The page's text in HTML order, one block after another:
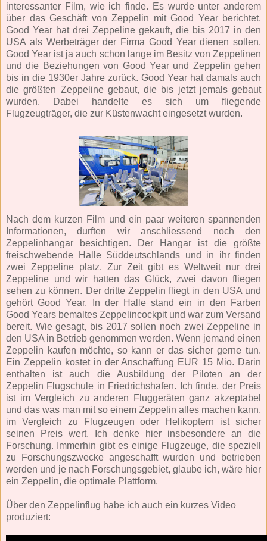
interessanter Film, wie ich finde. Es wurde unter anderem
über das Geschäft von Zeppelin mit Good Year berichtet.
Good Year hat drei Zeppeline gekauft, die bis 2017 in den
USA als Werbeträger der Firma Good Year dienen sollen.
Good Year ist ja auch schon lange im Besitz von Zeppelinen
und die Beziehungen von Good Year und Zeppelin gehen
bis in die 1930er Jahre zurück. Good Year hat damals auch
die größten Zeppeline gebaut, die bis jetzt jemals gebaut
wurden. Dabei handelte es sich um fliegende
Flugzeugträger, die zur Küstenwacht eingesetzt wurden.
Nach dem kurzen Film und ein paar weiteren spannenden
Informationen, durften wir anschliessend noch den
Zeppelinhangar besichtigen. Der Hangar ist die größte
freischwebende Halle Süddeutschlands und in ihr finden
zwei Zeppeline platz. Zur Zeit gibt es Weltweit nur drei
Zeppeline und wir hatten das Glück, zwei davon fliegen
sehen zu können. Der dritte Zeppelin fliegt in den USA und
gehört Good Year. In der Halle stand ein in den Farben
Good Years bemaltes Zeppelincockpit und war zum Versand
bereit. Wie gesagt, bis 2017 sollen noch zwei Zeppeline in
den USA in Betrieb genommen werden. Wenn jemand einen
Zeppelin kaufen möchte, so kann er das sicher gerne tun.
Ein Zeppelin kostet in der Anschaffung EUR 15 Mio. Darin
enthalten ist auch die Ausbildung der Piloten an der
Zeppelin Flugschule in Friedrichshafen. Ich finde, der Preis
ist im Vergleich zu anderen Fluggeräten ganz akzeptabel
und das was man mit so einem Zeppelin alles machen kann,
im Vergleich zu Flugzeugen oder Helikoptern ist sicher
seinen Preis wert. Ich denke hier insbesondere an die
Forschung. Immerhin gibt es einige Flugzeuge, die speziell
zu Forschungszwecke angeschafft wurden und betrieben
werden und je nach Forschungsgebiet, glaube ich, wäre hier
ein Zeppelin, die optimale Plattform.
Über den Zeppelinflug habe ich auch ein kurzes Video
produziert: